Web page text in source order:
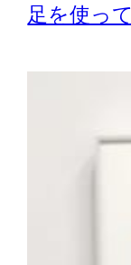
足を使っ